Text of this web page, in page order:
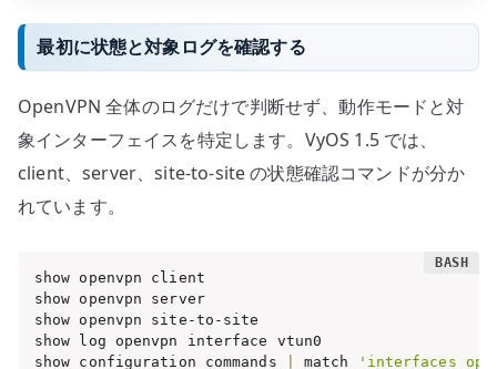
最初に状態と対象ログを確認する
OpenVPN 全体のログだけで判断せず、動作モードと対
象インターフェイスを特定します。VyOS 1.5 では、
client、server、site-to-site の状態確認コマンドが分か
れています。
show openvpn client
show openvpn server
show openvpn site-to-site
show log openvpn interface vtun0
show configuration commands
match 'interfaces